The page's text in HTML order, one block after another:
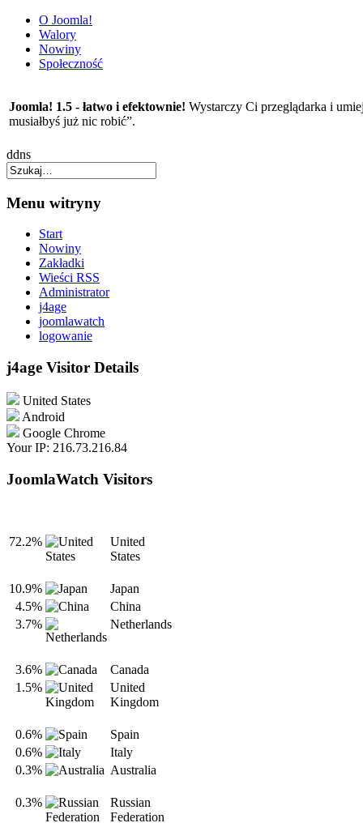
O Joomla!
Walory
Nowiny
Społeczność
Joomla! 1.5 - łatwo i efektownie! Wystarczy Ci przeglądarka i
musiałbyś już nic robić”.
ddns
Menu witryny
Start
Nowiny
Zakładki
Wieści RSS
Administrator
j4age
joomlawatch
logowanie
j4age Visitor Details
United States
Android
Google Chrome
Your IP: 216.73.216.84
JoomlaWatch Visitors
72.2%
United
States
10.9%
Japan
4.5%
China
3.7%
Netherlands
3.6%
Canada
1.5%
United
Kingdom
0.6%
Spain
0.6%
Italy
0.3%
Australia
0.3%
Russian
Federation